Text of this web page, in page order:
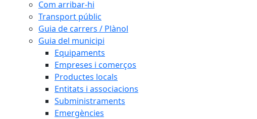
Com arribar-hi
Transport públic
Guia de carrers / Plànol
Guia del municipi
Equipaments
Empreses i comerços
Productes locals
Entitats i associacions
Subministraments
Emergències